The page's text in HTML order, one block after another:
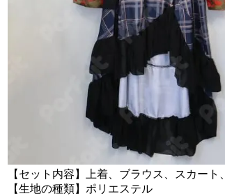
【セット内容】上着、ブラウス、スカー
【生地の種類】ポリエステル